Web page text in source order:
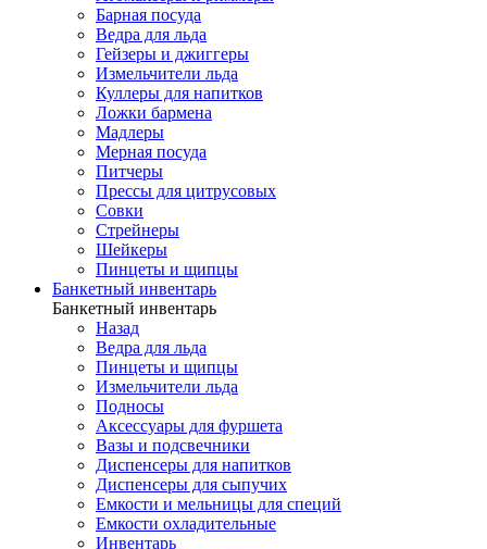
Барная посуда
Ведра для льда
Гейзеры и джиггеры
Измельчители льда
Куллеры для напитков
Ложки бармена
Мадлеры
Мерная посуда
Питчеры
Прессы для цитрусовых
Совки
Стрейнеры
Шейкеры
Пинцеты и щипцы
Банкетный инвентарь
Банкетный инвентарь
Назад
Ведра для льда
Пинцеты и щипцы
Измельчители льда
Подносы
Аксессуары для фуршета
Вазы и подсвечники
Диспенсеры для напитков
Диспенсеры для сыпучих
Емкости и мельницы для специй
Емкости охладительные
Инвентарь